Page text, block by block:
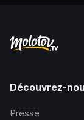
Découvrez-
Presse